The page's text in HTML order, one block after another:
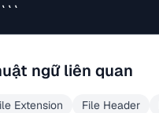
```
ngữ liên quan
Extension File Header